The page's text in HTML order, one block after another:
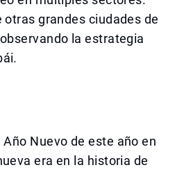
otras grandes ciudades de
la estrategia
Nuevo de este año en
era en la historia de